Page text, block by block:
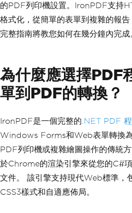
的PDF列印機設置。IronPDF支持
格式化，從簡單的表單到複雜的報
完整指南將教您如何在幾分鐘內完成
為什麼應選擇PDF
單到PDF的轉換？
IronPDF是一個完整的 .NET PDF
Windows Forms和Web表單轉換
PDF列印機或複雜繪圖操作的傳統
於Chrome的渲染引擎來從您的C#
文件。 該引擎支持現代Web標準，
CSS3樣式和自適應佈局。